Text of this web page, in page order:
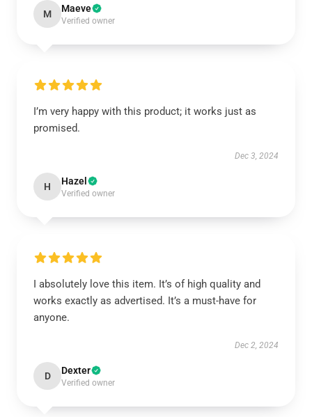
M Maeve
Verified owner
I’m very happy with this product; it works just as
promised.
Dec 3, 2024
H Hazel
Verified owner
I absolutely love this item. It’s of high quality and
works exactly as advertised. It’s a must-have for
anyone.
Dec 2, 2024
D Dexter
Verified owner